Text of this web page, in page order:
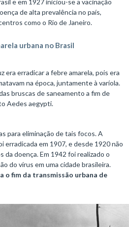
e em 1927 iniciou-se a vacinação
de alta prevalência no país,
como o Rio de Janeiro.
urbana no Brasil
era erradicar a febre amarela, pois era
na época, juntamente à varíola.
bruscas de saneamento a fim de
Aedes aegypti.
para eliminação de tais focos. A
erradicada em 1907, e desde 1920 não
doença. Em 1942 foi realizado o
do vírus em uma cidade brasileira.
o fim da transmissão urbana de